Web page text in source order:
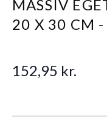
MASSIV
20 X 30 CM
152,95 kr.